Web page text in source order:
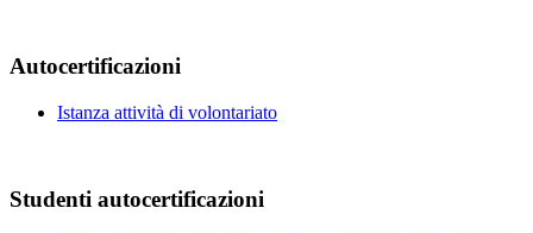
Autocertificazioni
Istanza attività di volontariato
Studenti autocertificazioni